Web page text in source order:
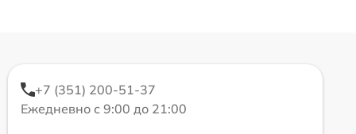
+7 (351) 200-51-37
Ежедневно с 9:00 до 21:00